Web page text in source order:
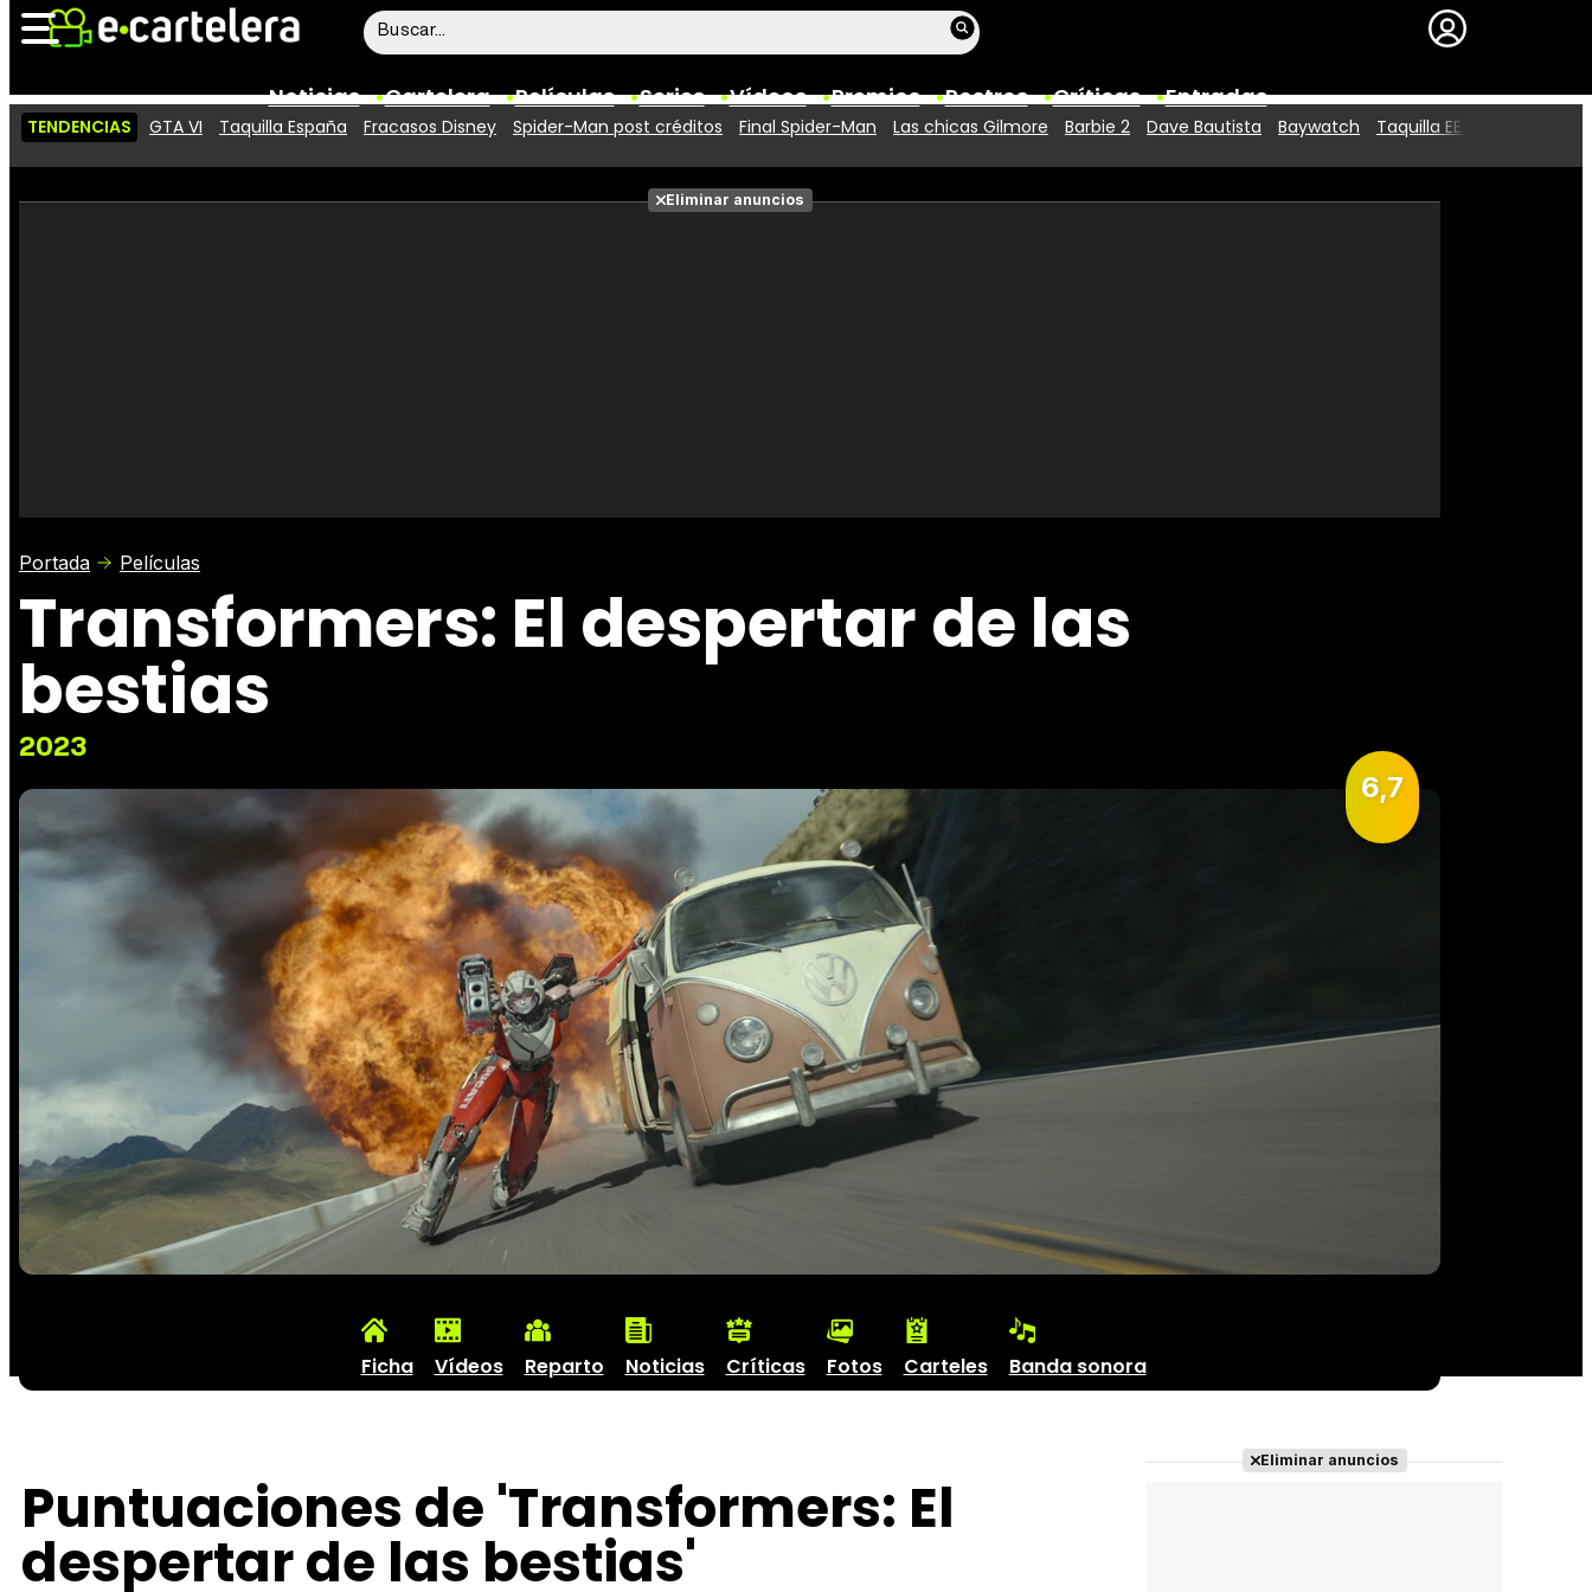
Noticias Cartelera Películas Series Vídeos Premios Rostros Críticas Entradas
Vídeos
Taquilla Fotos
Premios
TENDENCIAS GTA VI Taquilla España Fracasos Disney Spider-Man post créditos Final Spider-Man Las chicas Gilmore Barbie 2 Dave Bautista Baywatch Taquilla EE.UU.
Eliminar anuncios
Portada Películas
Transformers: El despertar de las
bestias
2023
6,7
Ficha Vídeos Reparto Noticias Críticas Fotos Carteles Banda sonora
Puntuaciones de 'Transformers: El
despertar de las bestias'
Eliminar anuncios